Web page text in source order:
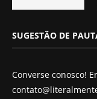
SUGESTÃO DE
Converse conosco!